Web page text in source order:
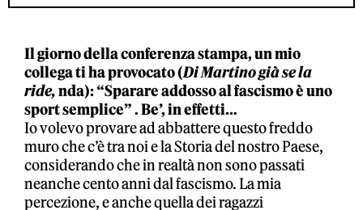
Il giorno della conferenza stampa, un mio
collega ti ha provocato (Di Martino già se la
ride,nda): “Sparare addosso al fascismo è uno
sport semplice” . Be’, in effetti…
Io volevo provare ad abbattere questo freddo
muro che c’è tra noi e la Storia del nostro Paese,
considerando che in realtà non sono passati
neanche cento anni dal fascismo. La mia
percezione, e anche quella dei ragazzi